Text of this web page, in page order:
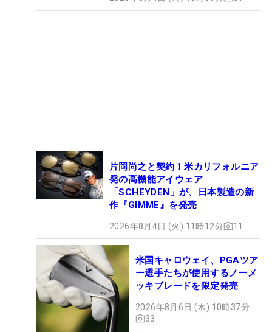
片岡尚之と契約！米カリフォルニア
発の高機能アイウェア
「SCHEYDEN」が、日本製造の新
作『GIMME』を発売
2026年8月4日 (火) 11時12分 11
米国キャロウェイ、PGAツア
ー選手たちが使用するノーメ
ッキブレードを限定発売
2026年8月6日 (木) 10時37分
33